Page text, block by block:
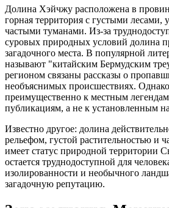
Долина Хэйчжу расположена в
горная территория с густыми
частыми туманами. Из-за
суровых природных условий долина
загадочного места. В популярной
называют "китайским Бермудским
регионом связаны рассказы о
необъяснимых происшествиях.
преимущественно к местным
публикациям, а не к установленным
Известно другое: долина
рельефом, густой растительностью и
имеет статус природной территории
остается труднодоступной для
изолированности и необычного
загадочную репутацию.